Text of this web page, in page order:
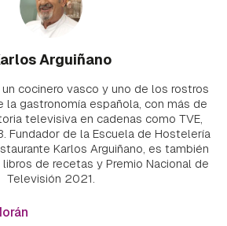
Arguiñano
cocinero vasco y uno de los rostros
la gastronomía española, con más de
televisiva en cadenas como TVE,
Fundador de la Escuela de Hostelería
Karlos Arguiñano, es también
de recetas y Premio Nacional de
Televisión 2021.